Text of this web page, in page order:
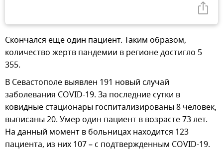
Скончался еще один пациент. Таким образом,
количество жертв пандемии в регионе достигло 5
355.
В Севастополе выявлен 191 новый случай
заболевания COVID-19. За последние сутки в
ковидные стационары госпитализированы 8 человек,
выписаны 20. Умер один пациент в возрасте 73 лет.
На данный момент в больницах находится 123
пациента, из них 107 – с подтвержденным COVID-19.